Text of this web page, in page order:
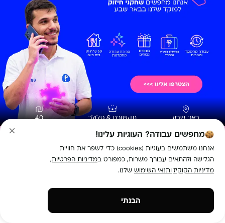
מחפשים עבודה? העוגיות עלינו!
אנחנו משתמשים בעוגיות (cookies) כדי לשפר את חוויית
הגלישה ולהתאים עבורך משרות, כמפורט במדיניות הפרטיות,
מדיניות הקוקיזותנאי השימוש שלנו.
הבנתי
באר שבע תקשורת & סלולר 40
הגשת מועמדות
נציגי/ות דיגיטל בבאר שבע |היברידי | שכר גבוה!